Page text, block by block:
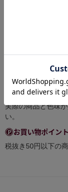
前回ご注文と同じ
すことを予めご理
（ロットとは、同
位のことです。）
商品画像につい
できる限り実物の
環境（モニターの
実際の商品と色味
い。
お買い物ポイン
税抜き50円以下の